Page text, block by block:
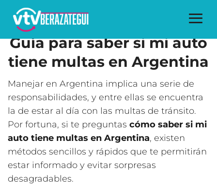
Guía para saber si mi auto
tiene multas en Argentina
Manejar en Argentina implica una serie de
responsabilidades, y entre ellas se encuentra
la de estar al día con las multas de tránsito.
Por fortuna, si te preguntas cómo saber si mi
auto tiene multas en Argentina, existen
métodos sencillos y rápidos que te permitirán
estar informado y evitar sorpresas
desagradables.